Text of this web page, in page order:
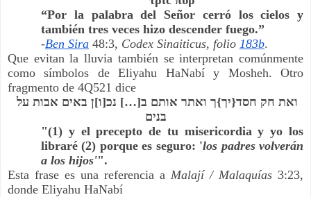
“Por la palabra del Señor cerró los cielos y
también tres veces hizo descender fuego.”
-Ben Sira 48:3, Codex Sinaiticus, folio 183b.
Que evitan la lluvia también se interpretan comúnmente
como símbolos de Eliyahu HaNabí y Mosheh. Otro
fragmento de 4Q521 dice
ואת חק חסד{יך}ך ואתר אותם ב[…] נכ[ו]ן באים אבות על
בנים
"(1) y el precepto de tu misericordia y yo los
libraré (2) porque es seguro: 'los padres volverán
a los hijos'".
Esta frase es una referencia a Malají / Malaquías 3:23,
donde Eliyahu HaNabí